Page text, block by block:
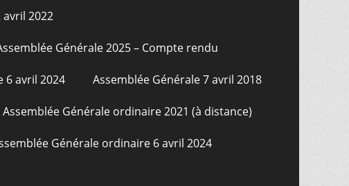
avril 2022
Générale 2025 – Compte rendu
6 avril 2024 Assemblée Générale 7 avril 2018
Assemblée Générale ordinaire 2021 (à distance)
Générale ordinaire 6 avril 2024